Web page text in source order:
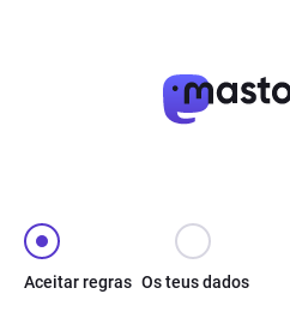
Aceitar regras Os teus dados